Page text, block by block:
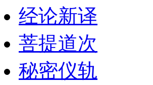
经论新译
菩提道次
秘密仪轨